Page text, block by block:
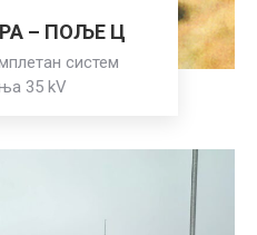
– ПОЉЕ Ц
систем
35 kV